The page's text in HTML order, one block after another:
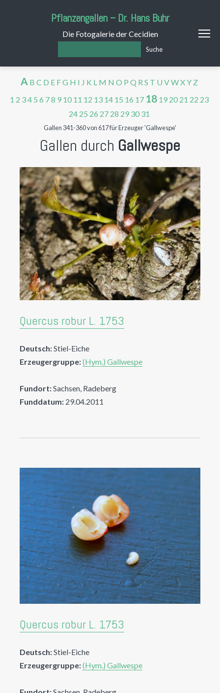
Pflanzengallen – Dr. Hans Buhr
Die Fotogalerie der Cecidien
Suche
A B C D E FG H I J K L M N O P Q R S T U VWXY Z
1 2 34 5 6 78 9 10 11 12 13 14 15 16 17 18 19 20 21 22 23
24 25 26 27 28 29 30 31
Gallen 341-360 von 617 für Erzeuger 'Gallwespe'
Gallen durch Gallwespe
Quercus robur L. 1753
Deutsch:Stiel-Eiche
Erzeugergruppe:(Hym.) Gallwespe
Fundort:Sachsen, Radeberg
Funddatum: 29.04.2011
Quercus robur L. 1753
Deutsch:Stiel-Eiche
Erzeugergruppe:(Hym.) Gallwespe